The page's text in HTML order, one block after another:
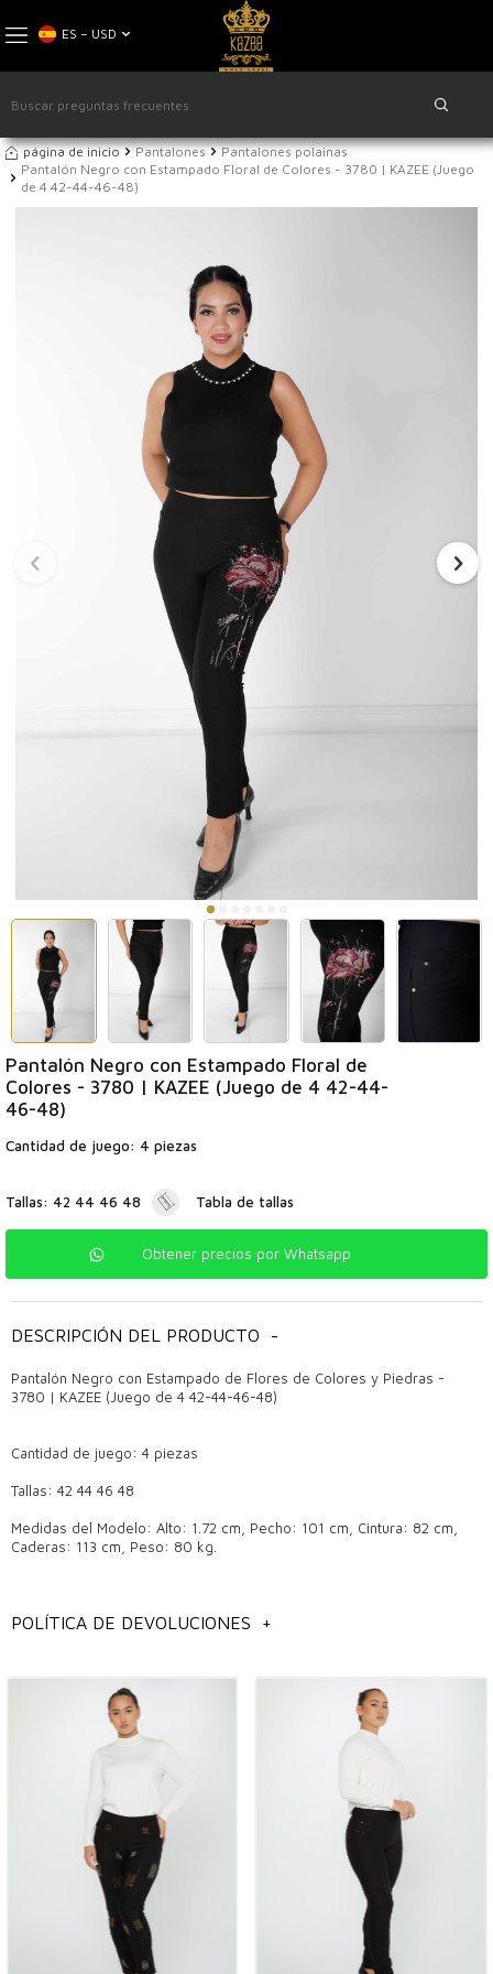
ES − USD
página de inicio Pantalones
Pantalones polainas
Pantalón Negro con Estampado Floral de Colores - 3780 | KAZEE (Juego
de 4 42-44-46-48)
Pantalón Negro con Estampado Floral de
Colores - 3780 | KAZEE (Juego de 4 42-44-
46-48)
Cantidad de juego: 4 piezas
Tallas: 42 44 46 48 Tabla de tallas
Obtener precios por Whatsapp
DESCRIPCIÓN DEL PRODUCTO -
Pantalón Negro con Estampado de Flores de Colores y Piedras -
3780 | KAZEE (Juego de 4 42-44-46-48)
Cantidad de juego: 4 piezas
Tallas: 42 44 46 48
Medidas del Modelo: Alto: 1.72 cm, Pecho: 101 cm, Cintura: 82 cm,
Caderas: 113 cm, Peso: 80 kg.
Especialmente en las boutiques mayoristas, elegir un par de
pantalones de calidad significa una inversión a largo plazo. Los
pantalones de calidad destacan por la durabilidad de su tejido y la
perfección de su corte, que te hace sentir cómodo y seguro en
cualquier ambiente.
Los pantalones son piezas ideales para combinaciones de
temporada. En verano, los pantalones confeccionados con tejidos
ligeros y transpirables garantizan comodidad incluso en los días
calurosos. En invierno se deben preferir pantalones diseñados con
tejidos más gruesos y cálidos. De esta manera podrás mantener tu
elegancia incluso en climas fríos. Además, los pantalones versátiles
que puedes preferir durante las transiciones de temporada pueden
ser los salvadores de tu armario.
POLÍTICA DE DEVOLUCIONES +